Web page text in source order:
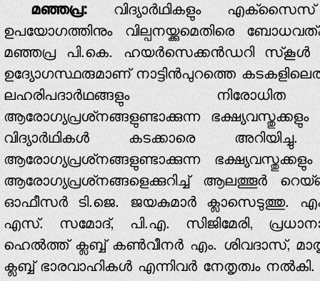
മഞ്ഞപ്ര:വിദ്യാര്‍ഥികളും എക്‌സൈസ്
ഉപയോഗത്തിനും വില്പനയ്ക്കുമെതിരെ
മഞ്ഞപ്ര പി.കെ. ഹയര്‍സെക്കന്‍ഡറി സ്‌കൂള്‍
ഉദ്യോഗസ്ഥരുമാണ് നാട്ടിന്‍പുറത്തെ
ലഹരിപദാര്‍ഥങ്ങളും നിരോധിത
ആരോഗ്യപ്രശ്‌നങ്ങളുണ്ടാക്കുന്ന
വിദ്യാര്‍ഥികള്‍ കടക്കാരെ
ആരോഗ്യപ്രശ്‌നങ്ങളുണ്ടാക്കുന്ന
ആരോഗ്യപ്രശ്‌നങ്ങളെക്കുറിച്ച് ആലത്തൂര്‍
ഓഫീസര്‍ ടി.ജെ. ജയകുമാര്‍ ക്ലാസെടുത്തു.
എസ്. സമോദ്, പി.എ. സിജിമേരി,
ഹെല്‍ത്ത് ക്ലബ്ബ് കണ്‍വീനര്‍ എം. ശിവദാസ്,
ക്ലബ്ബ് ഭാരവാഹികള്‍ എന്നിവര്‍ നേതൃത്വം നല്‍കി.